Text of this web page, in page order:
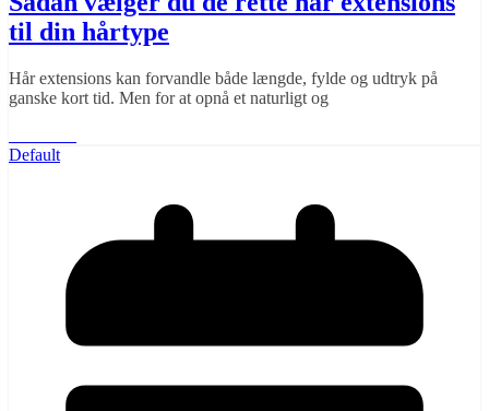
til din hårtype
Hår extensions kan forvandle både længde, fylde og udtryk på
ganske kort tid. Men for at opnå et naturligt og
Default